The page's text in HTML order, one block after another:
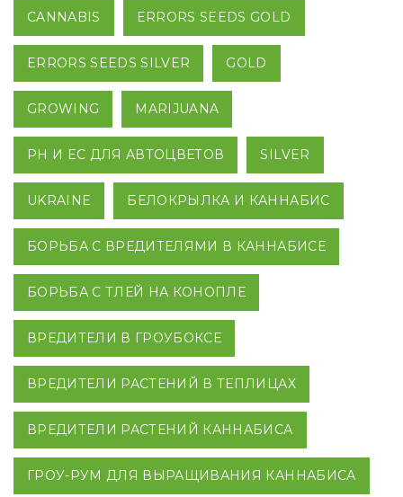
CANNABIS ERRORS SEEDS GOLD
ERRORS SEEDS SILVER GOLD
GROWING MARIJUANA
PH И EC ДЛЯ АВТОЦВЕТОВ SILVER
UKRAINE БЕЛОКРЫЛКА И КАННАБИС
БОРЬБА С ВРЕДИТЕЛЯМИ В КАННАБИСЕ
БОРЬБА С ТЛЕЙ НА КОНОПЛЕ
ВРЕДИТЕЛИ В ГРОУБОКСЕ
ВРЕДИТЕЛИ РАСТЕНИЙ В ТЕПЛИЦАХ
ВРЕДИТЕЛИ РАСТЕНИЙ КАННАБИСА
ГРОУ-РУМ ДЛЯ ВЫРАЩИВАНИЯ КАННАБИСА